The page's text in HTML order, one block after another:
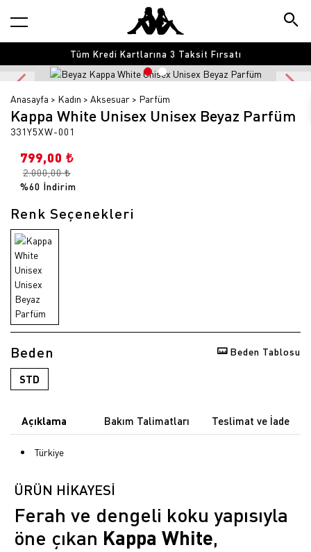
Tüm Kredi Kartlarına 3 Taksit Fırsatı
Anasayfa Kadın Aksesuar Parfüm
Kappa White Unisex Unisex Beyaz Parfüm
331Y5XW-001
799,00 ₺
2.000,00 ₺
%60 İndirim
Renk Seçenekleri
Beden Beden Tablosu
STD
Açıklama Bakım Talimatları Teslimat ve İade
Türkiye
ÜRÜN HİKAYESİ
Ferah ve dengeli koku yapısıyla
öne çıkan Kappa White,